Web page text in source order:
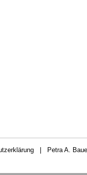
Petra A.